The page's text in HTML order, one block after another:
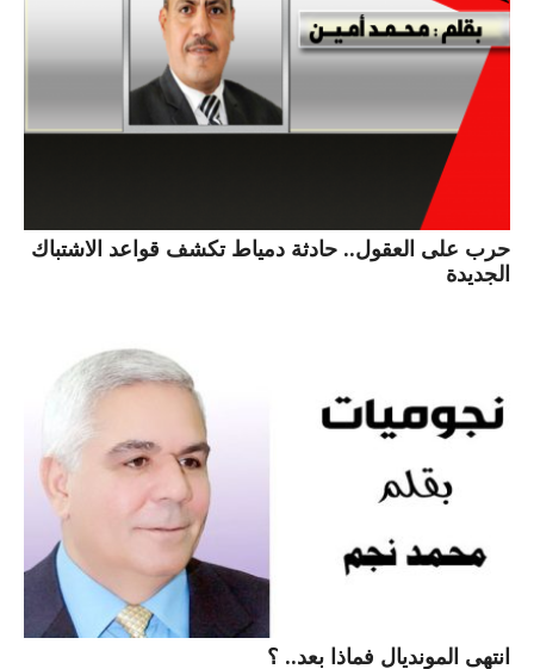
حرب على العقول.. حادثة دمياط تكشف قواعد الاشتباك
الجديدة
انتهى المونديال فماذا بعد.. ؟